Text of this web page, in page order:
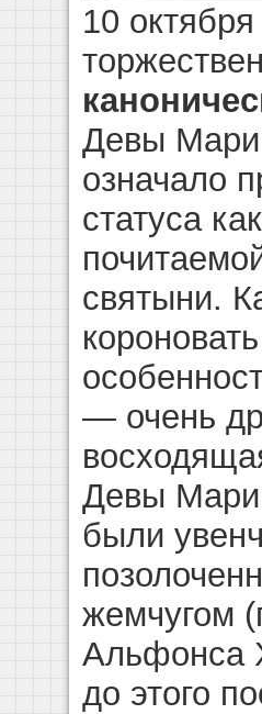
10
Девы
означало
статуса
святыни.
— очень
Девы
были
жемчугом
Альфонса
до этого